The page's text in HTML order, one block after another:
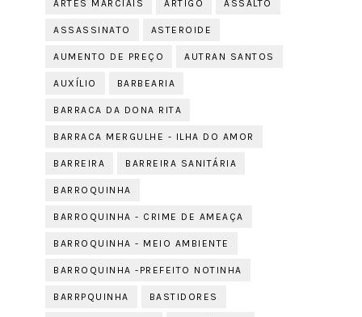
ARTES MARCIAIS ARTIGO ASSALTO
ASSASSINATO ASTEROIDE
AUMENTO DE PREÇO AUTRAN SANTOS
AUXÍLIO BARBEARIA
BARRACA DA DONA RITA
BARRACA MERGULHE - ILHA DO AMOR
BARREIRA BARREIRA SANITÁRIA
BARROQUINHA
BARROQUINHA - CRIME DE AMEAÇA
BARROQUINHA - MEIO AMBIENTE
BARROQUINHA -PREFEITO NOTINHA
BARRPQUINHA BASTIDORES